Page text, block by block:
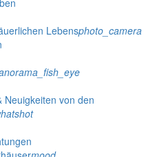
Lebensphoto_camera
Neuigkeiten von den